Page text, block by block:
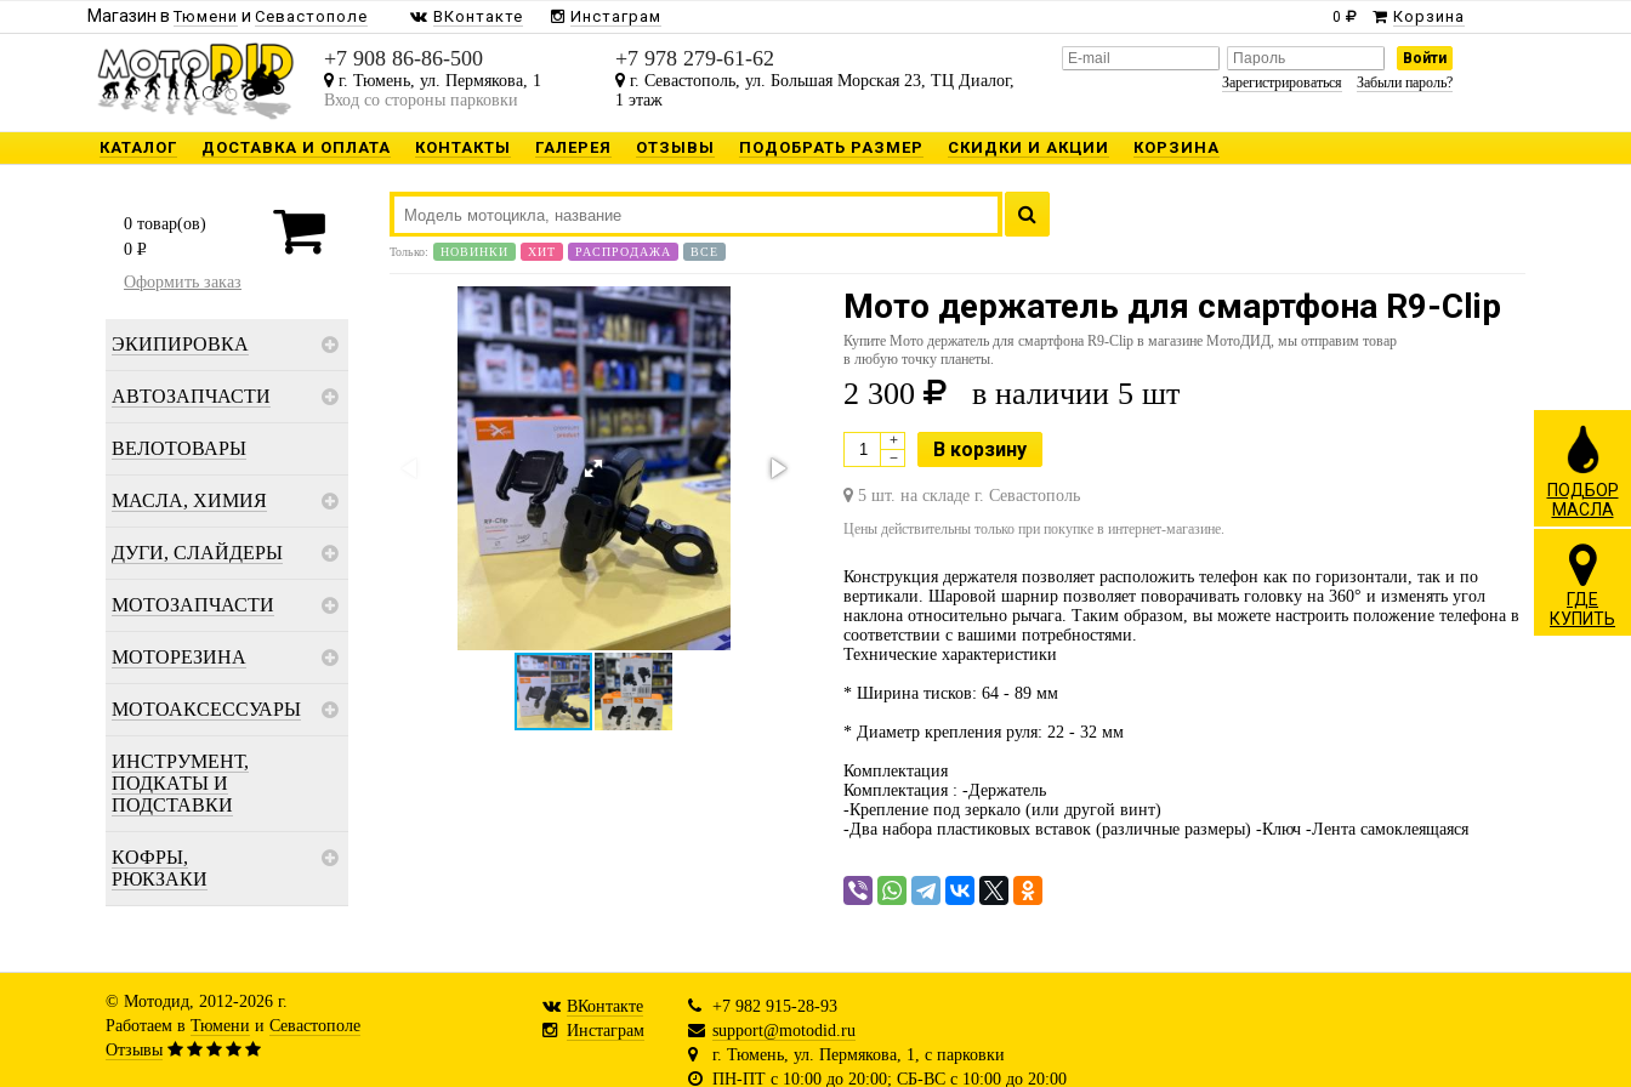
Магазин вТюмени и Севастополе ВКонтакте Инстаграм 0 Корзина
+7 908 86-86-500
г. Тюмень, ул. Пермякова, 1
Вход со стороны парковки
+7 978 279-61-62
г. Севастополь, ул. Большая Морская 23, ТЦ Диалог,
1 этаж
Зарегистрироваться Забыли пароль?
КАТАЛОГ ДОСТАВКА И ОПЛАТА КОНТАКТЫ ГАЛЕРЕЯ ОТЗЫВЫ ПОДОБРАТЬ РАЗМЕР СКИДКИ И АКЦИИ КОРЗИНА
0 товар(ов)
0 P
Оформить заказ
ЭКИПИРОВКА
АВТОЗАПЧАСТИ
ВЕЛОТОВАРЫ
МАСЛА, ХИМИЯ
ДУГИ, СЛАЙДЕРЫ
МОТОЗАПЧАСТИ
МОТОРЕЗИНА
МОТОАКСЕССУАРЫ
ИНСТРУМЕНТ,
ПОДКАТЫ И
ПОДСТАВКИ
КОФРЫ,
РЮКЗАКИ
Только: НОВИНКИ ХИТ РАСПРОДАЖА ВСЕ
Мото держатель для смартфона R9-Clip
Купите Мото держатель для смартфона R9-Clip в магазине МотоДИД, мы отправим товар
в любую точку планеты.
2 300 в наличии 5 шт
+
−
В корзину
5 шт. на складе г. Севастополь
Цены действительны только при покупке в интернет-магазине.
Конструкция держателя позволяет расположить телефон как по горизонтали, так и по
вертикали. Шаровой шарнир позволяет поворачивать головку на 360° и изменять угол
наклона относительно рычага. Таким образом, вы можете настроить положение телефона в
соответствии с вашими потребностями.
Технические характеристики
* Ширина тисков: 64 - 89 мм
* Диаметр крепления руля: 22 - 32 мм
Комплектация
Комплектация : -Держатель
-Крепление под зеркало (или другой винт)
-Два набора пластиковых вставок (различные размеры) -Ключ -Лента самоклеящаяся
© Мотодид, 2012-2026 г.
Работаем в Тюмени и Севастополе
Отзывы
ВКонтакте
Инстаграм
+7 982 915-28-93
support@motodid.ru
г. Тюмень, ул. Пермякова, 1, с парковки
ПН-ПТ с 10:00 до 20:00; СБ-ВС с 10:00 до 20:00
ПОДБОР
МАСЛА
ГДЕ
КУПИТЬ